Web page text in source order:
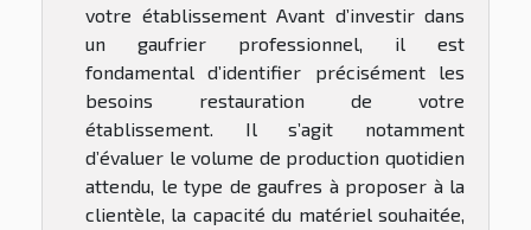
votre établissement Avant d’investir dans
un gaufrier professionnel, il est
fondamental d’identifier précisément les
besoins restauration de votre
établissement. Il s’agit notamment
d’évaluer le volume de production quotidien
attendu, le type de gaufres à proposer à la
clientèle, la capacité du matériel souhaitée,